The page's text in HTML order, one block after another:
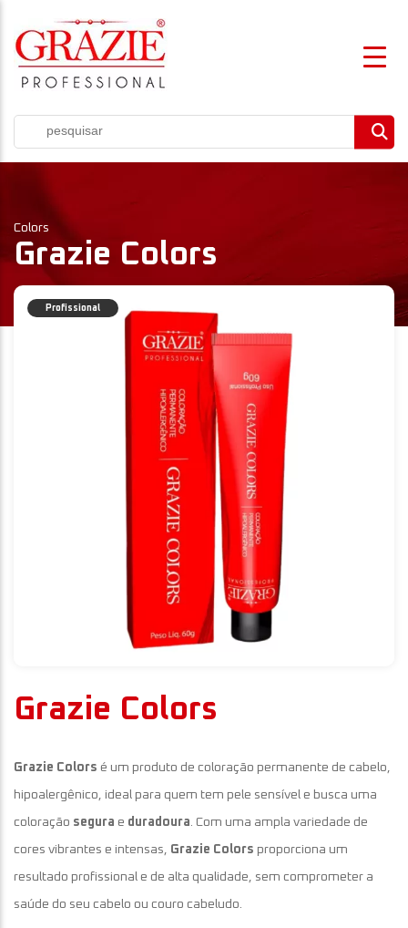
Colors
Grazie Colors
Profissional
Grazie Colors
Grazie Colors é um produto de coloração permanente de cabelo,
hipoalergênico, ideal para quem tem pele sensível e busca uma
coloração segura e duradoura. Com uma ampla variedade de
cores vibrantes e intensas, Grazie Colors proporciona um
resultado profissional e de alta qualidade, sem comprometer a
saúde do seu cabelo ou couro cabeludo.